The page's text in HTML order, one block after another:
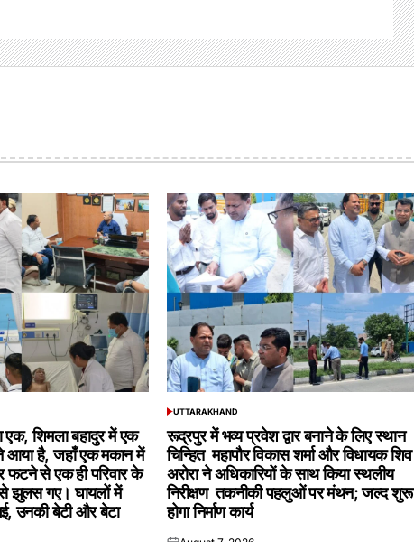
एक, शिमला बहादुर में एक
आया है, जहाँ एक मकान में
से एक ही परिवार के
झुलस गए। घायलों में
उनकी बेटी और बेटा
POSTED
UTTARAKHAND
रूद्रपुर में भव्य प्रवेश द्वार बनाने के लिए स्थान
चिन्हित महापौर विकास शर्मा और विधायक शिव
अरोरा ने अधिकारियों के साथ किया स्थलीय
निरीक्षण तकनीकी पहलुओं पर मंथन; जल्द शुरू
होगा निर्माण कार्य